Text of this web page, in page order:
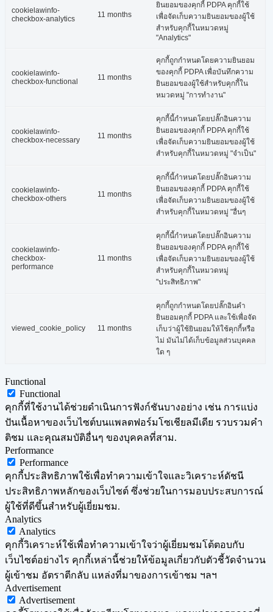
cookielawinfo-
checkbox-analytics
11 months
ยินยอมของคุกกี้ PDPA คุกกี้ใช้
เพื่อจัดเก็บความยินยอมของผู้ใช้
สำหรับคุกกี้ในหมวดหมู่
"Analytics"
cookielawinfo-
checkbox-functional
11 months
คุกกี้ถูกกำหนดโดยความยินยอม
ของคุกกี้ PDPA เพื่อบันทึกความ
ยินยอมของผู้ใช้สำหรับคุกกี้ใน
หมวดหมู่ "การทำงาน"
cookielawinfo-
checkbox-necessary
11 months
คุกกี้นี้กำหนดโดยปลั๊กอินความ
ยินยอมของคุกกี้ PDPA คุกกี้ใช้
เพื่อจัดเก็บความยินยอมของผู้ใช้
สำหรับคุกกี้ในหมวดหมู่ "จำเป็น"
cookielawinfo-
checkbox-others
11 months
คุกกี้นี้กำหนดโดยปลั๊กอินความ
ยินยอมของคุกกี้ PDPA คุกกี้ใช้
เพื่อจัดเก็บความยินยอมของผู้ใช้
สำหรับคุกกี้ในหมวดหมู่ "อื่นๆ
cookielawinfo-
checkbox-
performance
11 months
คุกกี้นี้กำหนดโดยปลั๊กอินความ
ยินยอมของคุกกี้ PDPA คุกกี้ใช้
เพื่อจัดเก็บความยินยอมของผู้ใช้
สำหรับคุกกี้ในหมวดหมู่
"ประสิทธิภาพ"
viewed_cookie_policy 11 months
คุกกี้ถูกกำหนดโดยปลั๊กอินคำ
ยินยอมคุกกี้ PDPA และใช้เพื่อจัด
เก็บว่าผู้ใช้ยินยอมให้ใช้คุกกี้หรือ
ไม่ มันไม่ได้เก็บข้อมูลส่วนบุคคล
ใด ๆ
Functional
Functional
คุกกี้ที่ใช้งานได้ช่วยดำเนินการฟังก์ชันบางอย่าง เช่น การแบ่ง
ปันเนื้อหาของเว็บไซต์บนแพลตฟอร์มโซเชียลมีเดีย รวบรวมคำ
ติชม และคุณสมบัติอื่นๆ ของบุคคลที่สาม.
Performance
Performance
คุกกี้ประสิทธิภาพใช้เพื่อทำความเข้าใจและวิเคราะห์ดัชนี
ประสิทธิภาพหลักของเว็บไซต์ ซึ่งช่วยในการมอบประสบการณ์
ผู้ใช้ที่ดีขึ้นสำหรับผู้เยี่ยมชม.
Analytics
Analytics
คุกกี้วิเคราะห์ใช้เพื่อทำความเข้าใจว่าผู้เยี่ยมชมโต้ตอบกับ
เว็บไซต์อย่างไร คุกกี้เหล่านี้ช่วยให้ข้อมูลเกี่ยวกับตัวชี้วัดจำนวน
ผู้เข้าชม อัตราตีกลับ แหล่งที่มาของการเข้าชม ฯลฯ
Advertisement
Advertisement